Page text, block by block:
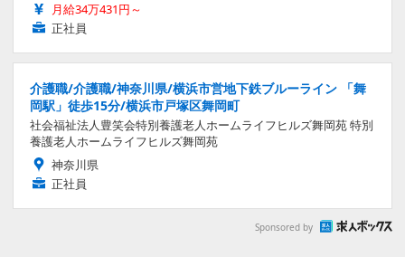
月給34万431円～
正社員
介護職/介護職/神奈川県/横浜市営地下鉄ブルーライン 「舞
岡駅」徒歩15分/横浜市戸塚区舞岡町
社会福祉法人豊笑会特別養護老人ホームライフヒルズ舞岡苑 特別
養護老人ホームライフヒルズ舞岡苑
神奈川県
正社員
Sponsored by